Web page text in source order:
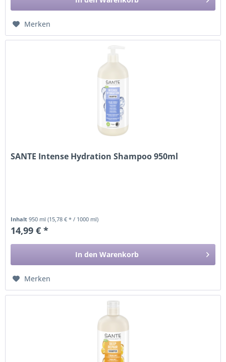
Merken
SANTE Intense Hydration Shampoo 950ml
Inhalt950 ml(15,78 € * / 1000 ml)
14,99 € *
In den Warenkorb
Merken